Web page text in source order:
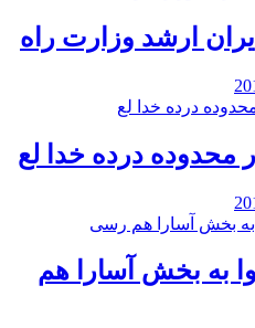
ارشد وزارت راه
محدوده درده خدا لع
به بخش آسارا هم